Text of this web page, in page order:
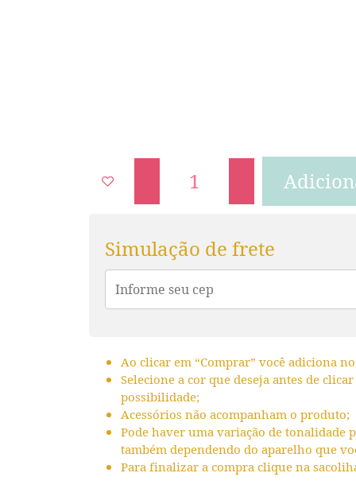
Simulação de frete
Ao clicar em “Comprar” você adiciona
Selecione a cor que deseja antes de
possibilidade;
Acessórios não acompanham o produto;
Pode haver uma variação de tonalidade
também dependendo do aparelho que
Para finalizar a compra clique na